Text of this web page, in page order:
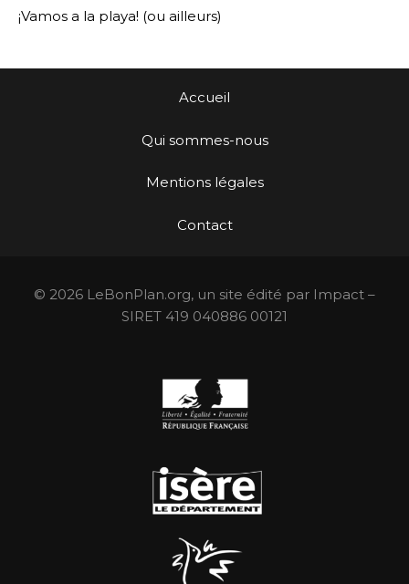
¡Vamos a la playa! (ou ailleurs)
Accueil
Qui sommes-nous
Mentions légales
Contact
© 2026 LeBonPlan.org, un site édité par Impact –
SIRET 419 040886 00121